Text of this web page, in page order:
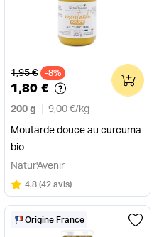
Ancien prix
1,95 € -8%
1,80 €
200 g 9,00 €/ kg
Moutarde douce au curcuma
bio
0
Natur'Avenir
Note
4.8 sur 5
(42 avis)
Origine France